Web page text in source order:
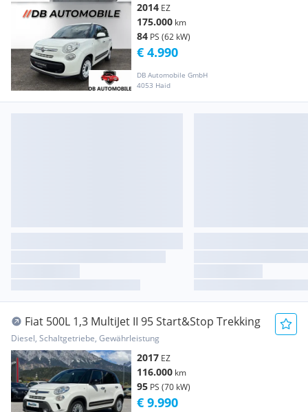
2014 EZ
175.000 km
84 PS (62 kW)
DB Automobile GmbH
4053 Haid
€ 4.990
Fiat 500L 1,3 MultiJet II 95 Start&Stop Trekking
Diesel, Schaltgetriebe, Gewährleistung
2017 EZ
116.000 km
95 PS (70 kW)
€ 9.990